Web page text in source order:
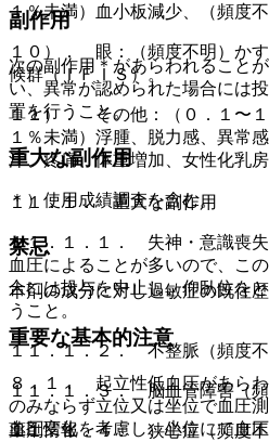
１％未満）血小板減少、（頻度不
１０）． 眼：（頻度不明）か
候群（ＩＦＩＳ）。
１１）． その他：（０．１〜１
１％未満）浮腫、脱力感、異常
汗、疼痛、体重増加、女性化乳房
＊）使用成績調査を含む。
禁忌
本剤の成分に対し過敏症の既往
重要な基本的注意
８．１． 起立性低血圧があら
のみならず立位又は坐位で血圧
血圧変化を考慮し、坐位にて血
副作用
次の副作用＊があらわれること
い、異常が認められた場合には
置を行うこと。
重大な副作用
１１．１． 重大な副作用
１１．１．１． 失神・意識喪
血圧によることが多いので、こ
合には投与を中止し、仰臥位を
うこと。
１１．１．２． 不整脈（頻度不
１１．１．３． 脳血管障害（
１１．１．４． 狭心症（頻度
薬剤情報